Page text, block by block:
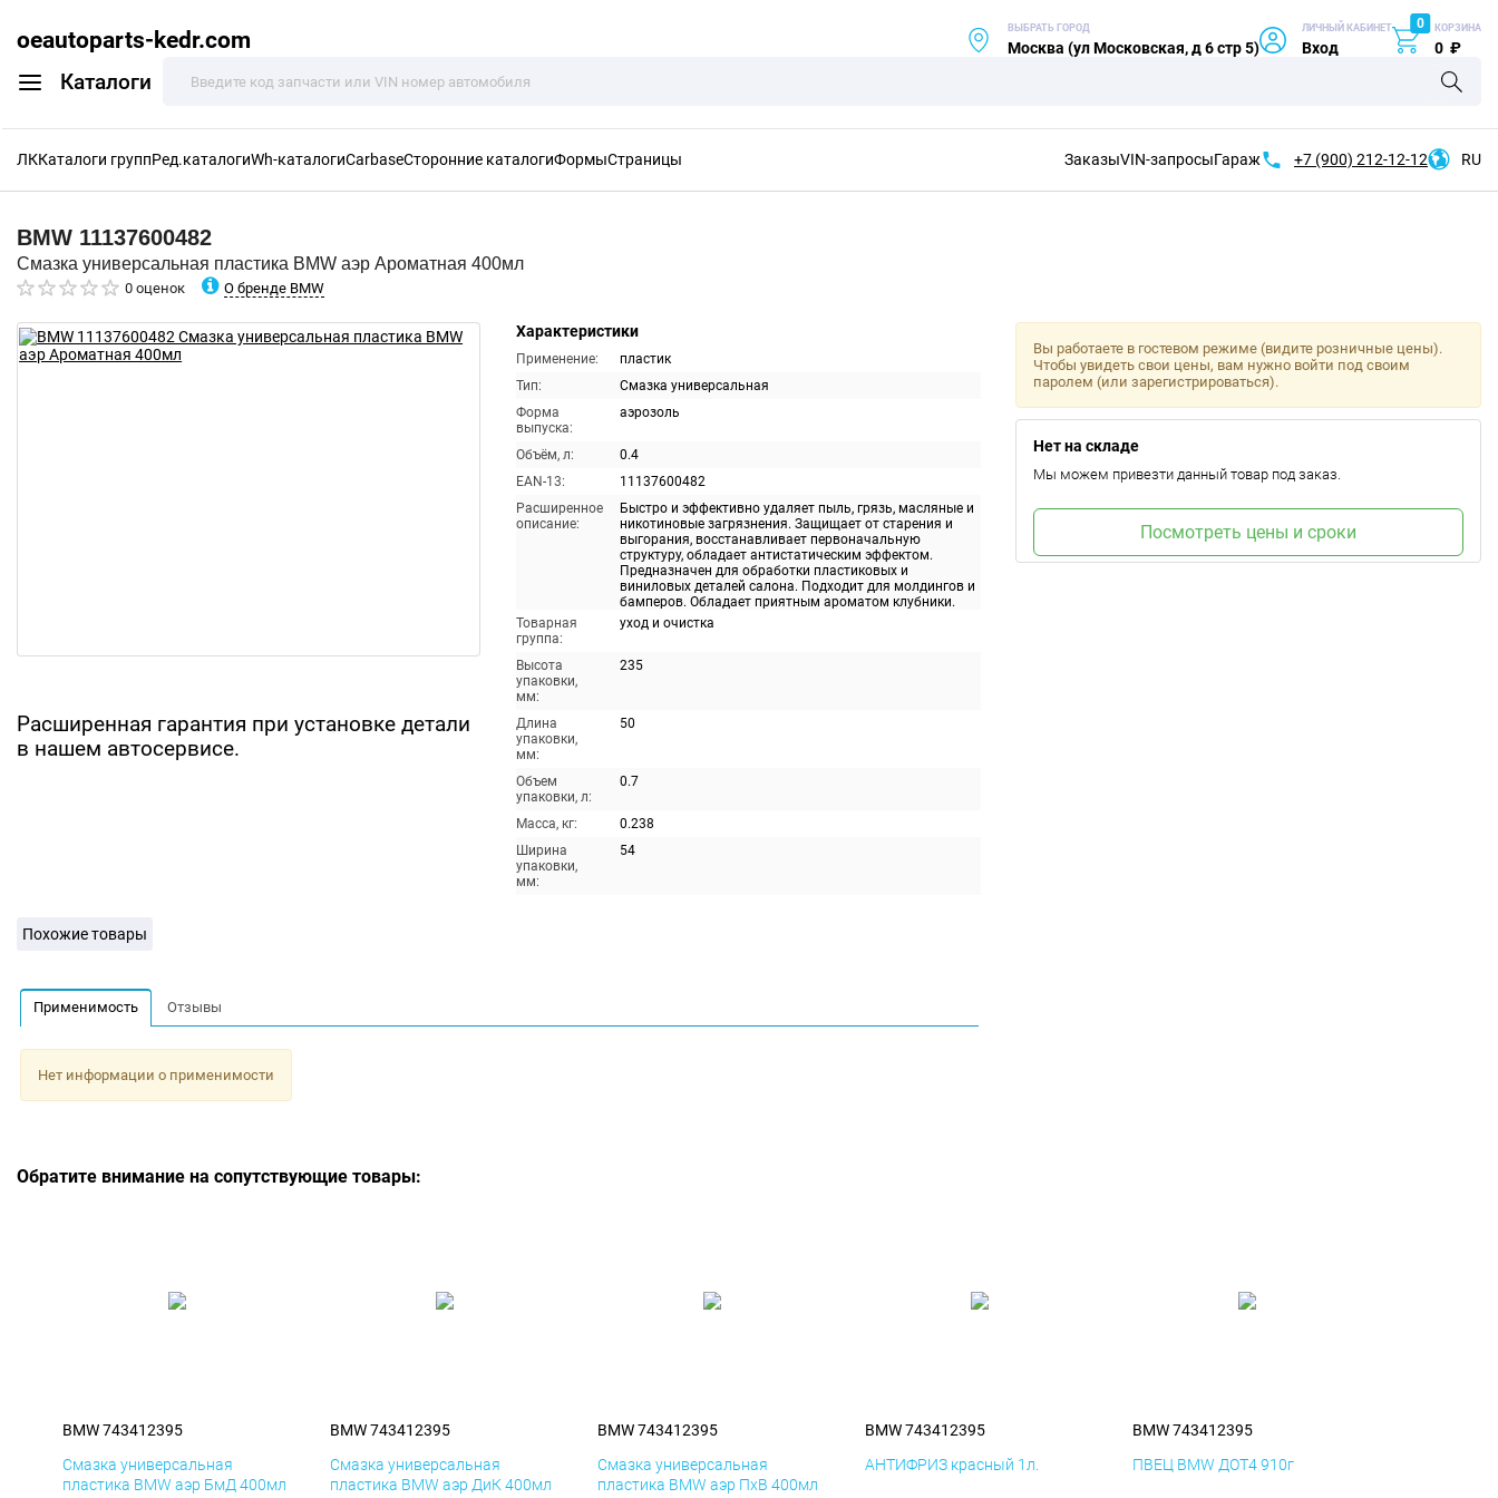
oeautoparts-kedr.com
Каталоги
ВЫБРАТЬ ГОРОД
Москва (ул Московская, д 6 стр 5)
ЛИЧНЫЙ КАБИНЕТ
Вход
0 КОРЗИНА
0 ₽
ЛККаталоги группРед.каталогиWh-каталогиCarbaseСторонние каталогиФормыСтраницы ЗаказыVIN-запросыГараж +7 (900) 212-12-12 RU
BMW 11137600482
Смазка универсальная пластика BMW аэр Ароматная 400мл
0 оценок О бренде BMW
Расширенная гарантия при установке детали
в нашем автосервисе.
Характеристики
Применение:
пластик
Тип:
Смазка универсальная
Форма
выпуска:
аэрозоль
Объём, л:
0.4
EAN-13:
11137600482
Расширенное
описание:
Быстро и эффективно удаляет пыль, грязь, масляные и
никотиновые загрязнения. Защищает от старения и
выгорания, восстанавливает первоначальную
структуру, обладает антистатическим эффектом.
Предназначен для обработки пластиковых и
виниловых деталей салона. Подходит для молдингов и
бамперов. Обладает приятным ароматом клубники.
Товарная
группа:
уход и очистка
Высота
упаковки,
мм:
235
Длина
упаковки,
мм:
50
Объем
упаковки, л:
0.7
Масса, кг:
0.238
Ширина
упаковки,
мм:
54
Вы работаете в гостевом режиме (видите розничные цены).
Чтобы увидеть свои цены, вам нужно войти под своим
паролем (или зарегистрироваться).
Нет на складе
Мы можем привезти данный товар под заказ.
Посмотреть цены и сроки
Похожие товары
Применимость Отзывы
Нет информации о применимости
Обратите внимание на сопутствующие товары:
BMW 743412395
Смазка универсальная
пластика BMW аэр БмД 400мл
BMW 743412395
Смазка универсальная
пластика BMW аэр ДиК 400мл
BMW 743412395
Смазка универсальная
пластика BMW аэр ПхВ 400мл
BMW 743412395
АНТИФРИЗ красный 1л.
BMW 743412395
ПВЕЦ BMW ДОТ4 910г